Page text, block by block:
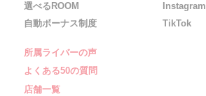
選べるROOM
自動ボーナス制度
Instagram
TikTok
所属ライバーの声
よくある50の質問
店舗一覧